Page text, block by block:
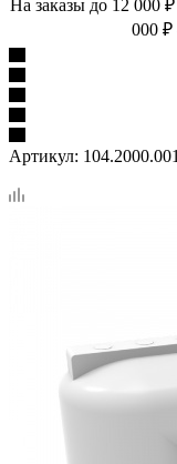
На заказы до 12 000
000 ₽
Артикул: